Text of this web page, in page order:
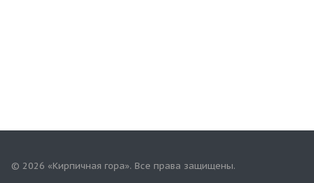
© 2026 «Кирпичная гора». Все права защищены.